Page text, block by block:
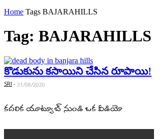
Home Tags BAJARAHILLS
Tag: BAJARAHILLS
కొడుకును క‌సాయిని చేసిన రూపాయి!
SRI - 31/08/2020
కదలిక యూట్యూబ్ నుండి ఒక వీడియో